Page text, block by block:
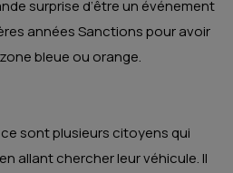
surprise d’être un événement
années Sanctions pour avoir
bleue ou orange.
sont plusieurs citoyens qui
allant chercher leur véhicule. Il